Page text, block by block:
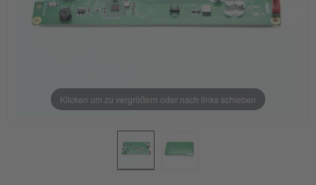
Klicken um zu vergrößern oder nach links schieben